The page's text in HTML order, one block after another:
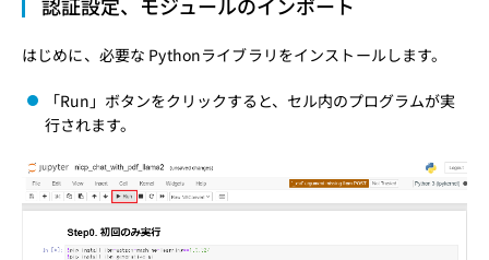
認証設定、モジュールのインポート
はじめに、必要な Pythonライブラリをインストールします。
「Run」ボタンをクリックすると、セル内のプログラムが実
行されます。